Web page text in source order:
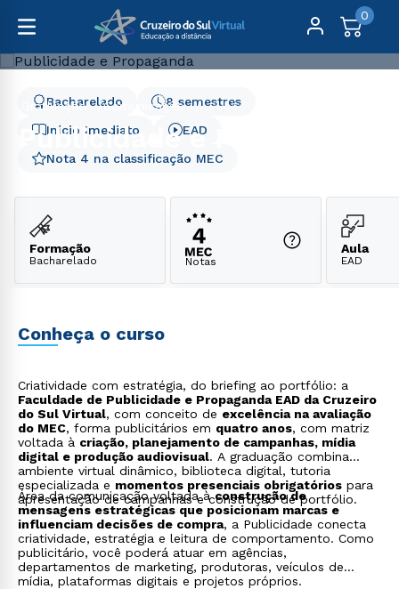
0
Graduação Comunicação Publicidade e Propaganda
Publicidade e Propaganda
Início Imediato
Nota 4 na classificação MEC
8 semestres
Bacharelado
EAD
Formação
Bacharelado Notas
Aula
EAD
Conheça o curso
Criatividade com estratégia, do briefing ao portfólio: a
Faculdade de Publicidade e Propaganda EAD da Cruzeiro
do Sul Virtual, com conceito de excelência na avaliação
do MEC, forma publicitários em quatro anos, com matriz
voltada à criação, planejamento de campanhas, mídia
digital e produção audiovisual. A graduação combina
ambiente virtual dinâmico, biblioteca digital, tutoria
especializada e momentos presenciais obrigatórios para
apresentação de campanhas e construção de portfólio.
Área da comunicação voltada àconstrução de
mensagens estratégicas que posicionam marcas e
influenciam decisões de compra, a Publicidade conecta
criatividade, estratégia e leitura de comportamento. Como
publicitário, você poderá atuar em agências,
departamentos de marketing, produtoras, veículos de
mídia, plataformas digitais e projetos próprios.